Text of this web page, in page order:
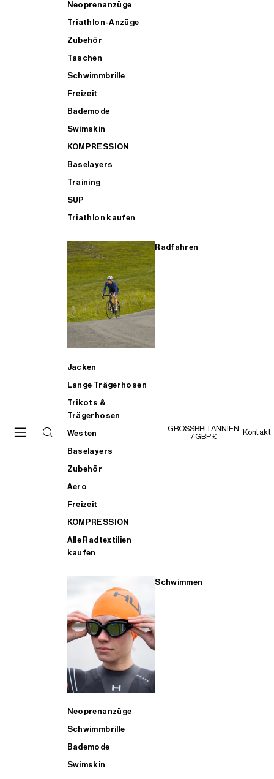
Neoprenanzüge
Triathlon-Anzüge
Zubehör
Taschen
Schwimmbrille
Freizeit
Bademode
Swimskin
KOMPRESSION
Baselayers
Training
SUP
Triathlon kaufen
Radfahren
Jacken
Lange Trägerhosen
Trikots &
Trägerhosen
Westen
Baselayers
Zubehör
Aero
Freizeit
KOMPRESSION
Alle Radtextilien
kaufen
Schwimmen
Neoprenanzüge
Schwimmbrille
Bademode
Swimskin
GROSSBRITANNIEN
/ GBP £
Kontakt